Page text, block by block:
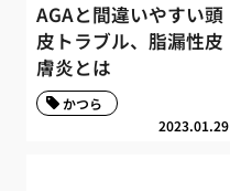
AGAと間違いやすい頭
皮トラブル、脂漏性皮
膚炎とは
2023.01.29
かつら